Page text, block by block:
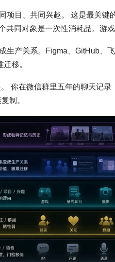
项目、共同兴趣。 这是最关键
共同对象是一次性消耗品。游
生产关系。Figma、GitHub、
移。
你在微信群里五年的聊天记
制。